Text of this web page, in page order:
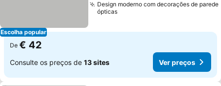
Escolha popular
Design moderno com decorações de parede
ópticas
De € 42
Consulte os preços de 13 sites Ver preços